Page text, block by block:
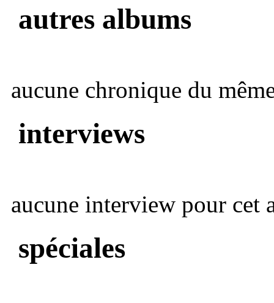
autres albums
aucune chronique du
interviews
aucune interview pour cet
spéciales